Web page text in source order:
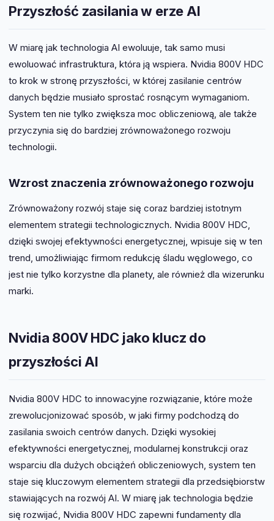
Przyszłość zasilania w erze AI
W miarę jak technologia AI ewoluuje, tak samo musi
ewoluować infrastruktura, która ją wspiera. Nvidia 800V HDC
to krok w stronę przyszłości, w której zasilanie centrów
danych będzie musiało sprostać rosnącym wymaganiom.
System ten nie tylko zwiększa moc obliczeniową, ale także
przyczynia się do bardziej zrównoważonego rozwoju
technologii.
Wzrost znaczenia zrównoważonego rozwoju
Zrównoważony rozwój staje się coraz bardziej istotnym
elementem strategii technologicznych. Nvidia 800V HDC,
dzięki swojej efektywności energetycznej, wpisuje się w ten
trend, umożliwiając firmom redukcję śladu węglowego, co
jest nie tylko korzystne dla planety, ale również dla wizerunku
marki.
Nvidia 800V HDC jako klucz do
przyszłości AI
Nvidia 800V HDC to innowacyjne rozwiązanie, które może
zrewolucjonizować sposób, w jaki firmy podchodzą do
zasilania swoich centrów danych. Dzięki wysokiej
efektywności energetycznej, modularnej konstrukcji oraz
wsparciu dla dużych obciążeń obliczeniowych, system ten
staje się kluczowym elementem strategii dla przedsiębiorstw
stawiających na rozwój AI. W miarę jak technologia będzie
się rozwijać, Nvidia 800V HDC zapewni fundamenty dla